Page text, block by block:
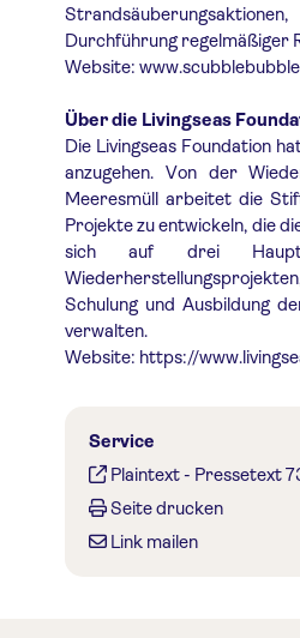
Durchführung regelmäßiger
Website:
Über die Livingseas
Die Livingseas Foundation
anzugehen. Von der
Meeresmüll arbeitet die
Projekte zu entwickeln, die
sich auf drei
Schulung und Ausbildung
verwalten.
Website: https://
Service
Plaintext- Pressetext
Seite drucken
Link mailen